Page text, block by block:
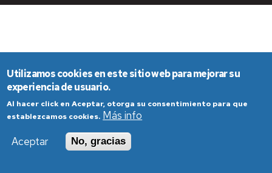
Utilizamos cookies en este sitio web para mejorar su
experiencia de usuario.
Al hacer click en Aceptar, otorga su consentimiento para que
establezcamos cookies. Más info
Aceptar
No, gracias